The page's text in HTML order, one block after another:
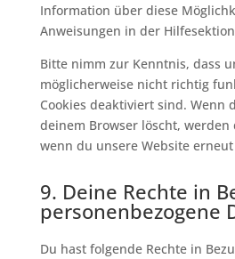
Information über diese
Anweisungen in der
Bitte nimm zur Kenntnis, dass
möglicherweise nicht richtig
Cookies deaktiviert sind. Wenn
deinem Browser löscht,
wenn du unsere Website
9. Deine Rechte in
personenbezogene
Du hast folgende Rechte in